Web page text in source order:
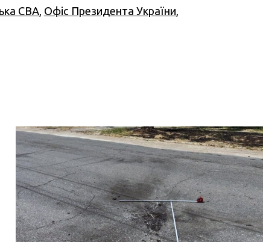
СВА, Офіс Президента України,